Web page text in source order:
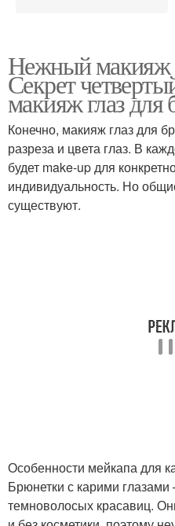
Одежды для брюнеток
Нежный макияж
Секрет
макияж глаз для
Конечно, макияж глаз для
разреза и цвета глаз. В
будет make-up для
индивидуальность. Но
существуют.
Особенности мейкапа для
Брюнетки с карими
темноволосых красавиц.